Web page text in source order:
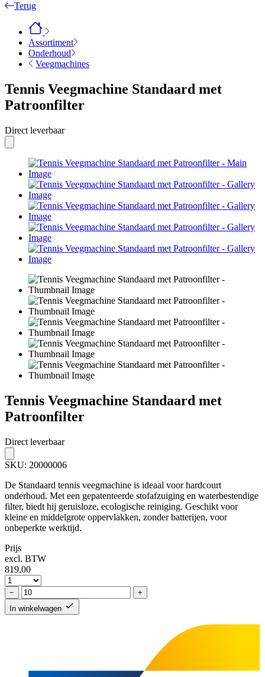
Terug
Assortiment
Onderhoud
Veegmachines
Tennis Veegmachine Standaard met
Patroonfilter
Direct leverbaar
Tennis Veegmachine Standaard met
Patroonfilter
Direct leverbaar
SKU: 20000006
De Standaard tennis veegmachine is ideaal voor hardcourt
onderhoud. Met een gepatenteerde stofafzuiging en waterbestendige
filter, biedt hij geruisloze, ecologische reiniging. Geschikt voor
kleine en middelgrote oppervlakken, zonder batterijen, voor
onbeperkte werktijd.
Prijs
excl. BTW
819,00
−
+
In winkelwagen